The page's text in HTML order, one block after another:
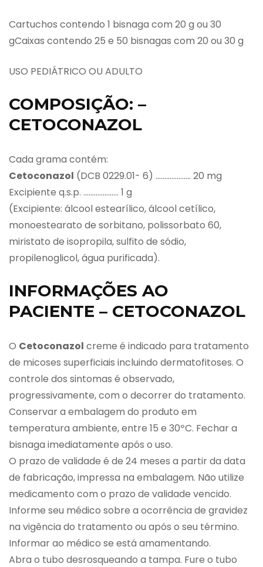
Cartuchos contendo 1 bisnaga com 20 g ou 30
gCaixas contendo 25 e 50 bisnagas com 20 ou 30 g
USO PEDIÁTRICO OU ADULTO
COMPOSIÇÃO: –
CETOCONAZOL
Cada grama contém:
Cetoconazol (DCB 0229.01- 6) ……………….. 20 mg
Excipiente q.s.p. ……………….. 1 g
(Excipiente: álcool estearílico, álcool cetílico,
monoestearato de sorbitano, polissorbato 60,
miristato de isopropila, sulfito de sódio,
propilenoglicol, água purificada).
INFORMAÇÕES AO
PACIENTE – CETOCONAZOL
O Cetoconazol creme é indicado para tratamento
de micoses superficiais incluindo dermatofitoses. O
controle dos sintomas é observado,
progressivamente, com o decorrer do tratamento.
Conservar a embalagem do produto em
temperatura ambiente, entre 15 e 30ºC. Fechar a
bisnaga imediatamente após o uso.
O prazo de validade é de 24 meses a partir da data
de fabricação, impressa na embalagem. Não utilize
medicamento com o prazo de validade vencido.
Informe seu médico sobre a ocorrência de gravidez
na vigência do tratamento ou após o seu término.
Informar ao médico se está amamentando.
Abra o tubo desrosqueando a tampa. Fure o tubo